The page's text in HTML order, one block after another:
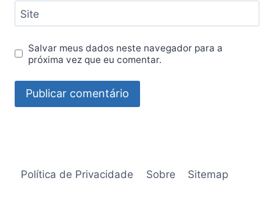
Site
Salvar meus dados neste navegador para a
próxima vez que eu comentar.
Política de Privacidade Sobre Sitemap